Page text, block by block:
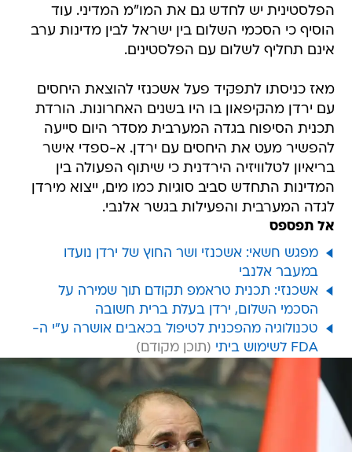
הפלסטינית יש לחדש גם את המו"מ המדיני. עוד
הוסיף כי הסכמי השלום בין ישראל לבין מדינות ערב
אינם תחליף לשלום עם הפלסטינים.
מאז כניסתו לתפקיד פעל אשכנזי להוצאת היחסים
עם ירדן מהקיפאון בו היו בשנים האחרונות. הורדת
תכנית הסיפוח בגדה המערבית מסדר היום סייעה
להפשיר מעט את היחסים עם ירדן. א-ספדי אישר
בריאיון לטלוויזיה הירדנית כי שיתוף הפעולה בין
המדינות התחדש סביב סוגיות כמו מים, ייצוא מירדן
לגדה המערבית והפעילות בגשר אלנבי.
אל תפספס
מפגש חשאי: אשכנזי ושר החוץ של ירדן נועדו
במעבר אלנבי
אשכנזי: תכנית טראמפ תקודם תוך שמירה על
הסכמי השלום, ירדן בעלת ברית חשובה
טכנולוגיה מהפכנית לטיפול בכאבים אושרה ע"י ה-
FDA לשימוש ביתי